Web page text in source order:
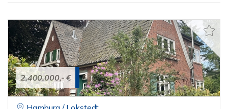
2.400.000,- €